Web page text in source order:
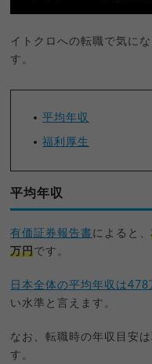
イトクロへの転職で気に
す。
平均年収
福利厚生
平均年収
有価証券報告書によると、
万円です。
日本全体の平均年収は478
い水準と言えます。
なお、転職時の年収目安
す。